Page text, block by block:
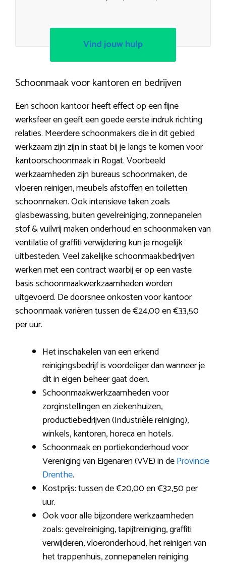
Vind jouw hulp
Schoonmaak voor kantoren en bedrijven
Een schoon kantoor heeft effect op een fijne
werksfeer en geeft een goede eerste indruk richting
relaties. Meerdere schoonmakers die in dit gebied
werkzaam zijn zijn in staat bij je langs te komen voor
kantoorschoonmaak in Rogat. Voorbeeld
werkzaamheden zijn bureaus schoonmaken, de
vloeren reinigen, meubels afstoffen en toiletten
schoonmaken. Ook intensieve taken zoals
glasbewassing, buiten gevelreiniging, zonnepanelen
stof & vuilvrij maken onderhoud en schoonmaken van
ventilatie of graffiti verwijdering kun je mogelijk
uitbesteden. Veel zakelijke schoonmaakbedrijven
werken met een contract waarbij er op een vaste
basis schoonmaakwerkzaamheden worden
uitgevoerd. De doorsnee onkosten voor kantoor
schoonmaak variëren tussen de €24,00 en €33,50
per uur.
Het inschakelen van een erkend
reinigingsbedrijf is voordeliger dan wanneer je
dit in eigen beheer gaat doen.
Schoonmaakwerkzaamheden voor
zorginstellingen en ziekenhuizen,
productiebedrijven (Industriële reiniging),
winkels, kantoren, horeca en hotels.
Schoonmaak en portiekonderhoud voor
Vereniging van Eigenaren (VVE) in deProvincie
Drenthe.
Kostprijs: tussen de €20,00 en €32,50 per
uur.
Ook voor alle bijzondere werkzaamheden
zoals: gevelreiniging, tapijtreiniging, graffiti
verwijderen, vloeronderhoud, het reinigen van
het trappenhuis, zonnepanelen reiniging.